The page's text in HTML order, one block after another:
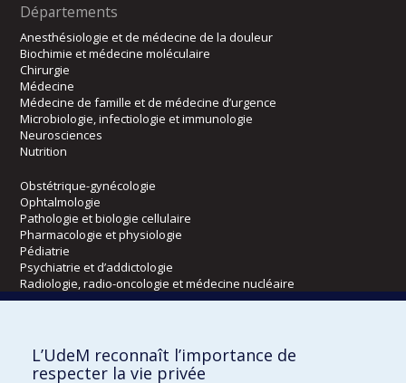
Départements
Anesthésiologie et de médecine de la douleur
Biochimie et médecine moléculaire
Chirurgie
Médecine
Médecine de famille et de médecine d’urgence
Microbiologie, infectiologie et immunologie
Neurosciences
Nutrition
Obstétrique-gynécologie
Ophtalmologie
Pathologie et biologie cellulaire
Pharmacologie et physiologie
Pédiatrie
Psychiatrie et d’addictologie
Radiologie, radio-oncologie et médecine nucléaire
Écoles
Kinésiologie et des sciences de l’activité physique
L’UdeM reconnaît l’importance de
respecter la vie privée